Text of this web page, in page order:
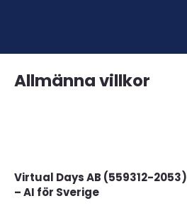
Allmänna villkor
Virtual Days AB (559312-2053)
– AI för Sverige